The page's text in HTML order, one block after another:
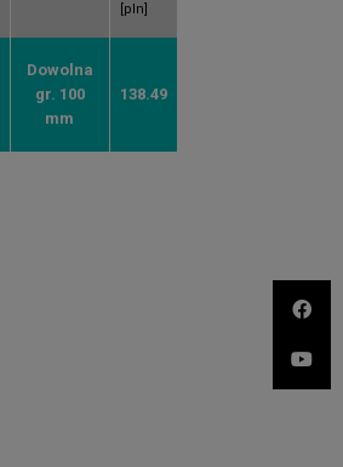
[pln]
Dowolna
gr. 100
mm
138.49